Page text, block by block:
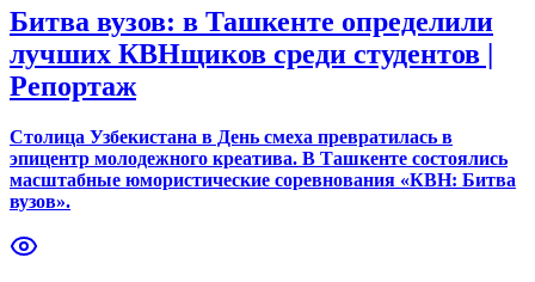
Битва вузов: в Ташкенте определили
лучших КВНщиков среди студентов |
Репортаж
Столица Узбекистана в День смеха превратилась в
эпицентр молодежного креатива. В Ташкенте состоялись
масштабные юмористические соревнования «КВН: Битва
вузов».